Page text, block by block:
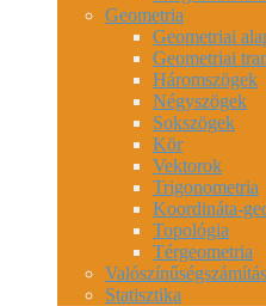
Geometria
Geometriai
Geometriai
Háromszögek
Négyszögek
Sokszögek
Kör
Vektorok
Trigonometria
Koordináta-
Topológia
Térgeometria
Valószínűségszámítás
Statisztika